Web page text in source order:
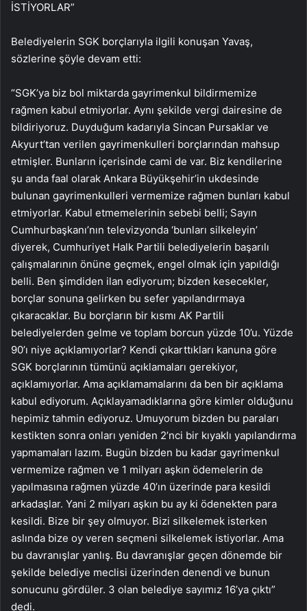
İSTİYORLAR”
Belediyelerin SGK borçlarıyla ilgili konuşan Yavaş,
sözlerine şöyle devam etti:
“SGK’ya biz bol miktarda gayrimenkul bildirmemize
rağmen kabul etmiyorlar. Aynı şekilde vergi dairesine de
bildiriyoruz. Duyduğum kadarıyla Sincan Pursaklar ve
Akyurt’tan verilen gayrimenkulleri borçlarından mahsup
etmişler. Bunların içerisinde cami de var. Biz kendilerine
şu anda faal olarak Ankara Büyükşehir’in ukdesinde
bulunan gayrimenkulleri vermemize rağmen bunları kabul
etmiyorlar. Kabul etmemelerinin sebebi belli; Sayın
Cumhurbaşkanı’nın televizyonda ‘bunları silkeleyin’
diyerek, Cumhuriyet Halk Partili belediyelerin başarılı
çalışmalarının önüne geçmek, engel olmak için yapıldığı
belli. Ben şimdiden ilan ediyorum; bizden kesecekler,
borçlar sonuna gelirken bu sefer yapılandırmaya
çıkaracaklar. Bu borçların bir kısmı AK Partili
belediyelerden gelme ve toplam borcun yüzde 10’u. Yüzde
90’ı niye açıklamıyorlar? Kendi çıkarttıkları kanuna göre
SGK borçlarının tümünü açıklamaları gerekiyor,
açıklamıyorlar. Ama açıklamamalarını da ben bir açıklama
kabul ediyorum. Açıklayamadıklarına göre kimler olduğunu
hepimiz tahmin ediyoruz. Umuyorum bizden bu paraları
kestikten sonra onları yeniden 2’nci bir kıyaklı yapılandırma
yapmamaları lazım. Bugün bizden bu kadar gayrimenkul
vermemize rağmen ve 1 milyarı aşkın ödemelerin de
yapılmasına rağmen yüzde 40’ın üzerinde para kesildi
arkadaşlar. Yani 2 milyarı aşkın bu ay ki ödenekten para
kesildi. Bize bir şey olmuyor. Bizi silkelemek isterken
aslında bize oy veren seçmeni silkelemek istiyorlar. Ama
bu davranışlar yanlış. Bu davranışlar geçen dönemde bir
şekilde belediye meclisi üzerinden denendi ve bunun
sonucunu gördüler. 3 olan belediye sayımız 16’ya çıktı”
dedi.